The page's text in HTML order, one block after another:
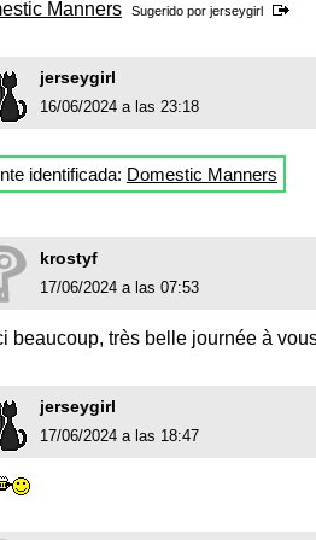
Manners Sugerido por jerseygirl
jerseygirl
16/06/2024 a las 23:18
identificada: Domestic Manners
krostyf
17/06/2024 a las 07:53
beaucoup, très belle journée à
jerseygirl
17/06/2024 a las 18:47